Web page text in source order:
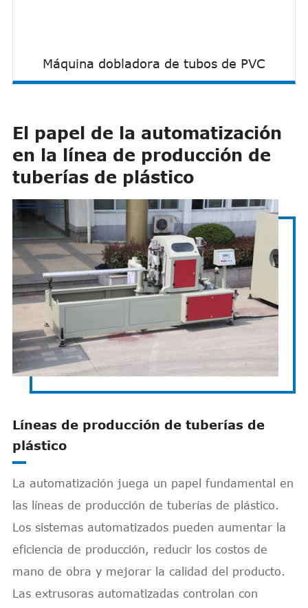
Máquina dobladora de tubos de PVC
El papel de la automatización
en la línea de producción de
tuberías de plástico
Líneas de producción de tuberías de
plástico
La automatización juega un papel fundamental en
las líneas de producción de tuberías de plástico.
Los sistemas automatizados pueden aumentar la
eficiencia de producción, reducir los costos de
mano de obra y mejorar la calidad del producto.
Las extrusoras automatizadas controlan con